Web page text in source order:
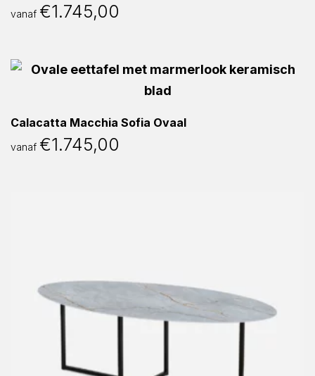
vanaf €1.745,00
Calacatta Macchia Sofia Ovaal
vanaf €1.745,00